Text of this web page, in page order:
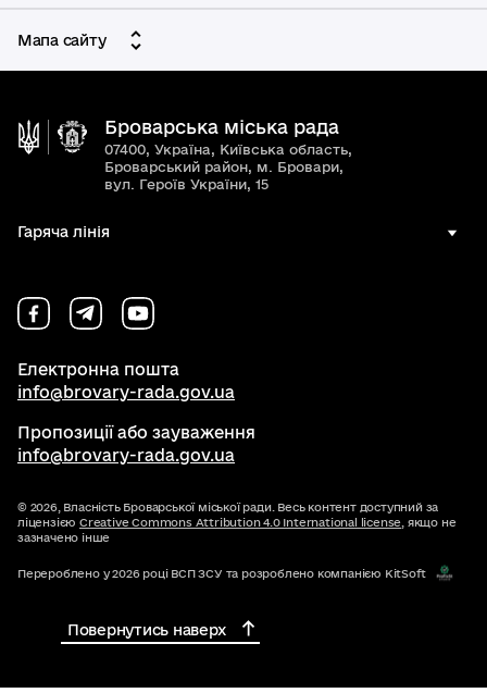
Мапа сайту
Броварська міська рада
07400, Україна, Київська область,
Броварський район, м. Бровари,
вул. Героїв України, 15
Гаряча лінія
Електронна пошта
info@brovary-rada.gov.ua
Пропозиції або зауваження
info@brovary-rada.gov.ua
© 2026, Власність Броварської міської ради. Весь контент доступний за
ліцензією Creative Commons Attribution 4.0 International license , якщо не
зазначено інше
Перероблено у 2026 році ВСП ЗСУ та розроблено компанією KitSoft
Повернутись наверх